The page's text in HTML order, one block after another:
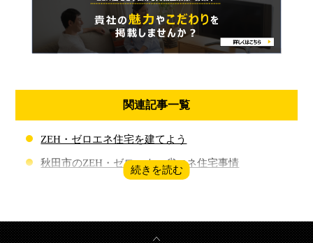
関連記事一覧
ZEH・ゼロエネ住宅を建てよう
秋田市のZEH・ゼロエネ・省エネ住宅事情